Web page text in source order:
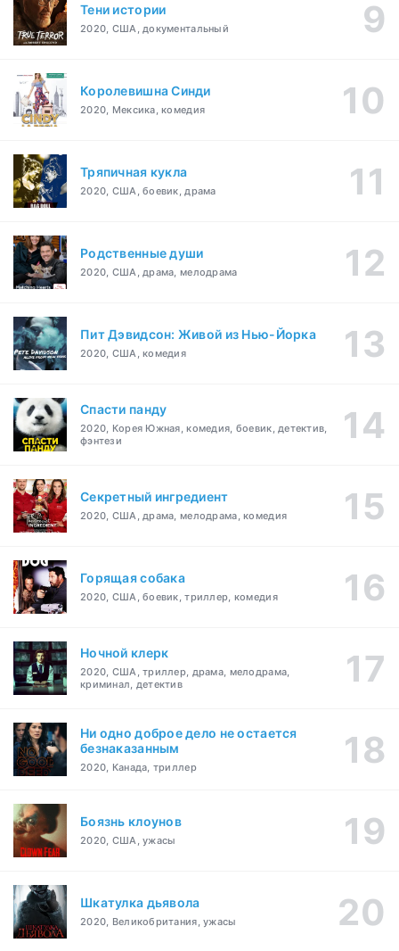
Тени истории
2020, США, документальный
Королевишна Синди
2020, Мексика, комедия
Тряпичная кукла
2020, США, боевик, драма
Родственные души
2020, США, драма, мелодрама
Пит Дэвидсон: Живой из Нью-Йорка
2020, США, комедия
Спасти панду
2020, Корея Южная, комедия, боевик, детектив,
фэнтези
Секретный ингредиент
2020, США, драма, мелодрама, комедия
Горящая собака
2020, США, боевик, триллер, комедия
Ночной клерк
2020, США, триллер, драма, мелодрама,
криминал, детектив
Ни одно доброе дело не остается
безнаказанным
2020, Канада, триллер
Боязнь клоунов
2020, США, ужасы
Шкатулка дьявола
2020, Великобритания, ужасы